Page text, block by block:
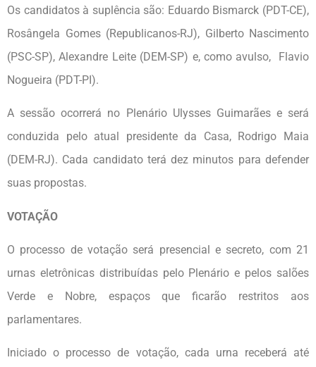
Os candidatos à suplência são: Eduardo Bismarck (PDT-CE),
Rosângela Gomes (Republicanos-RJ), Gilberto Nascimento
(PSC-SP), Alexandre Leite (DEM-SP) e, como avulso, Flavio
Nogueira (PDT-PI).
A sessão ocorrerá no Plenário Ulysses Guimarães e será
conduzida pelo atual presidente da Casa, Rodrigo Maia
(DEM-RJ). Cada candidato terá dez minutos para defender
suas propostas.
VOTAÇÃO
O processo de votação será presencial e secreto, com 21
urnas eletrônicas distribuídas pelo Plenário e pelos salões
Verde e Nobre, espaços que ficarão restritos aos
parlamentares.
Iniciado o processo de votação, cada urna receberá até